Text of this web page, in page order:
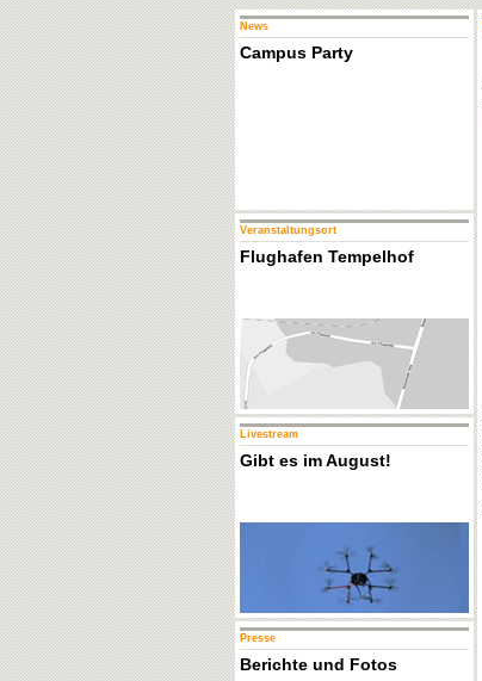
News
Campus Party
Veranstaltungsort
Flughafen Tempelhof
Livestream
Gibt es im August!
Presse
Berichte und Fotos